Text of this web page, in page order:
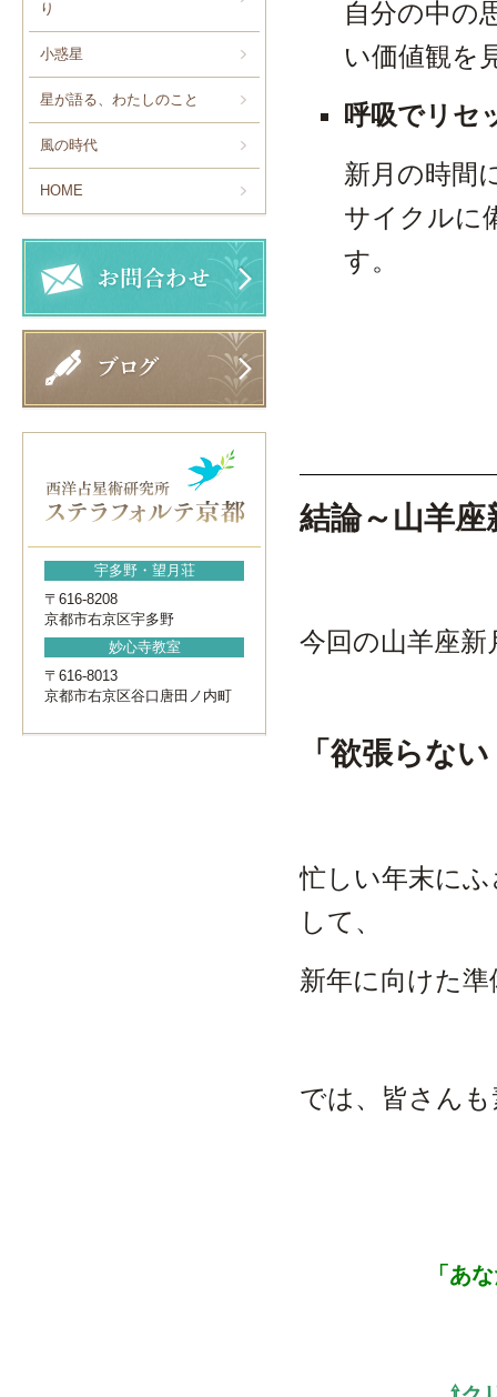
り
小惑星
星が語る、わたしのこと
風の時代
HOME
宇多野・望月荘
〒616-8208
京都市右京区宇多野
妙心寺教室
〒616-8013
京都市右京区谷口唐田ノ内町
自分の中の
い価値観を
呼吸でリセ
新月の時間
サイクルに
す。
結論～山羊
今回の山羊座
「欲張らな
忙しい年末に
して、
新年に向けた
では、皆さん
「あ